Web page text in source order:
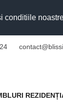
conditiile